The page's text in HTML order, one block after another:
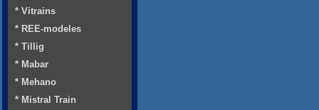
* Vitrains
* REE-modeles
* Tillig
* Mabar
* Mehano
* Mistral Train